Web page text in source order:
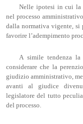
Nelle ipotesi in cui la
nel processo
dalla normativa vigente, si
favorire l’adempimento
A simile tendenza
considerare che la
giudizio amministrativo,
avanti al giudice
legislatore del tutto
del processo.